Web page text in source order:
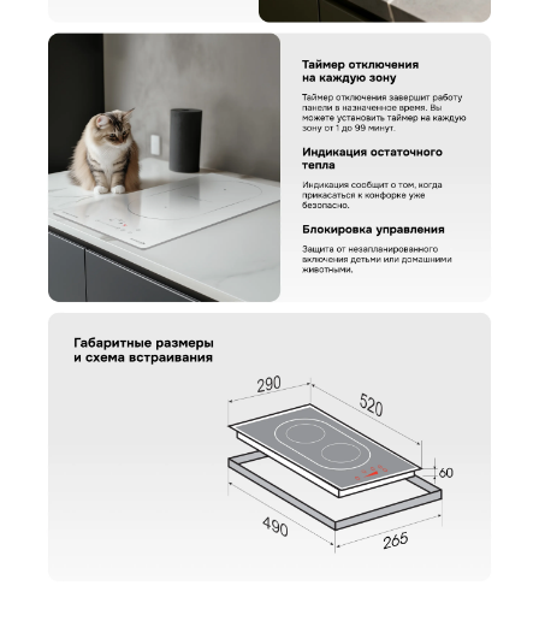
Ваше имя
Ваш номер
Оформить заказ
Загрузить фото
Отправить отзыв
С условиями "Пользовательского соглашения" ознакомлен